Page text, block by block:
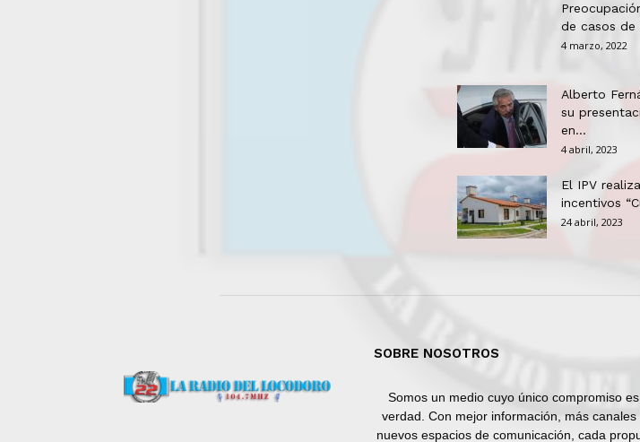
de casos de
4 marzo, 2022
Alberto
su
en...
4 abril, 2023
El IPV
incentivos
24 abril, 2023
SOBRE NOSOTROS
Somos un medio cuyo único compromiso
verdad. Con mejor información, más
nuevos espacios de comunicación, cada